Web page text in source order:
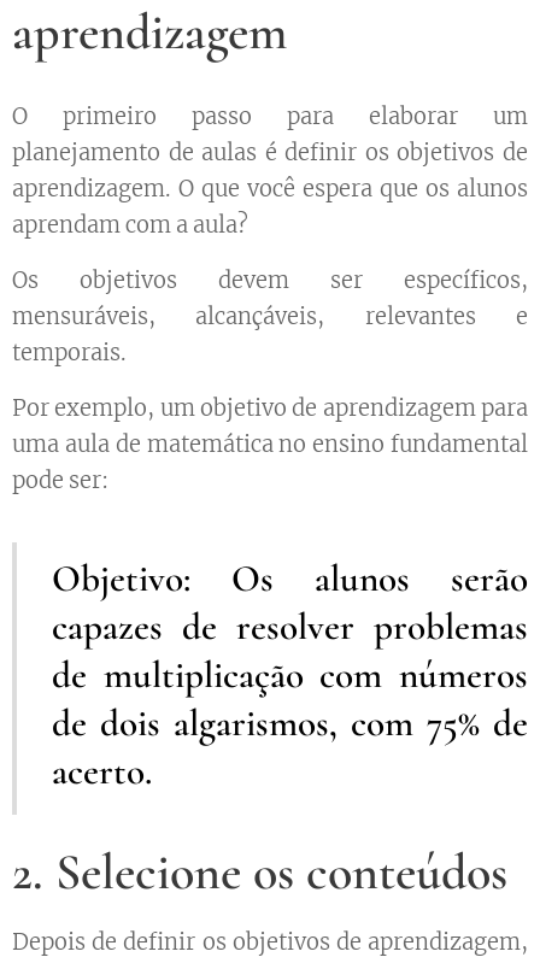
aprendizagem
O primeiro passo para elaborar um
planejamento de aulas é definir os objetivos de
aprendizagem. O que você espera que os alunos
aprendam com a aula?
Os objetivos devem ser específicos,
mensuráveis, alcançáveis, relevantes e
temporais.
Por exemplo, um objetivo de aprendizagem para
uma aula de matemática no ensino fundamental
pode ser:
Objetivo: Os alunos serão
capazes de resolver problemas
de multiplicação com números
de dois algarismos, com 75% de
acerto.
2. Selecione os conteúdos
Depois de definir os objetivos de aprendizagem,